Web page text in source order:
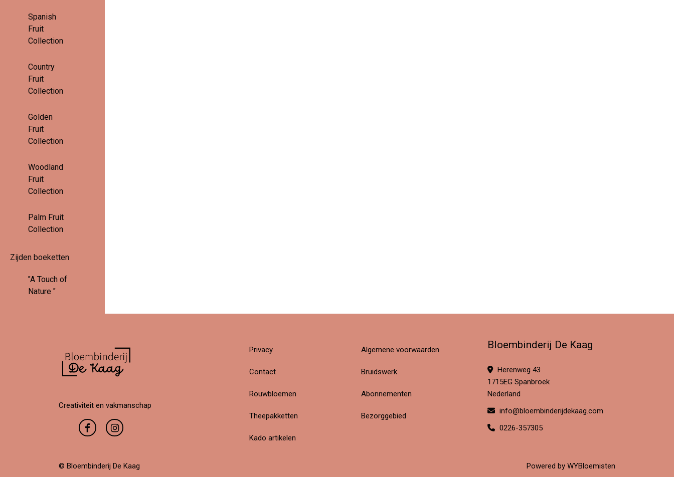
Spanish
Fruit
Collection
Country
Fruit
Collection
Golden
Fruit
Collection
Woodland
Fruit
Collection
Palm Fruit
Collection
Zijden boeketten
"A Touch of
Nature "
Creativiteit en vakmanschap
Privacy Algemene voorwaarden
Contact Bruidswerk
Rouwbloemen Abonnementen
Theepakketten Bezorggebied
Kado artikelen
Bloembinderij De Kaag
Herenweg 43
1715EG Spanbroek
Nederland
info@bloembinderijdekaag.com
0226-357305
© Bloembinderij De Kaag Powered by WYBloemisten